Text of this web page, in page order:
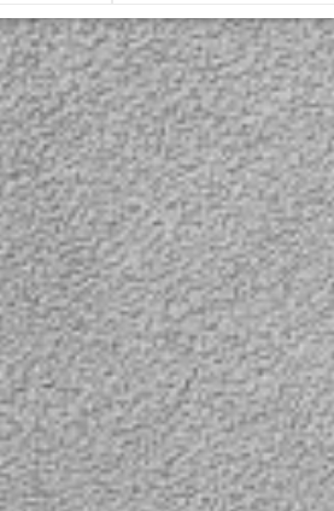
камеру
кейса
кейс
Smatree®
BL. Сумка
черном
выполнена
в воде.
в
на
чтобы
. Внутри
В наличии
Предлагаем недорогую
модель экшн камеры с HD
качеством видео и
фотосъемки. Камера
оснащена 2,0” дюймовым
цветным дисплеем для
просмотра отснятого
видео и для отражения
текущей картинки во
время записи. Аква бокс
позволяет вести
видеосъемку на глубине
до 15 метров. На боковых
частях камеры
расположены кнопки...